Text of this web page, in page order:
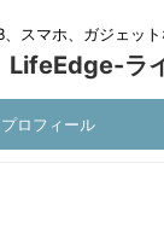
スマホ、ガジェッ
LifeEdge-ラ
プロフィール